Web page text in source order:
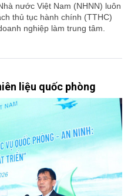
nước Việt Nam (NHNN) luôn
thủ tục hành chính (TTHC)
nghiệp làm trung tâm.
liệu quốc phòng